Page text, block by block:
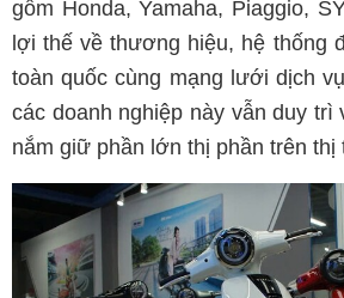
gồm Honda, Yamaha, Piaggio,
lợi thế về thương hiệu, hệ thống
toàn quốc cùng mạng lưới dịch
các doanh nghiệp này vẫn duy trì
nắm giữ phần lớn thị phần trên thị